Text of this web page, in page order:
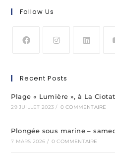
Follow Us
Recent Posts
Plage « Lumière », à La
29 JUILLET 2023 / 0 COMMENTAIRE
Plongée sous marine –
7 MARS 2026 / 0 COMMENTAIRE